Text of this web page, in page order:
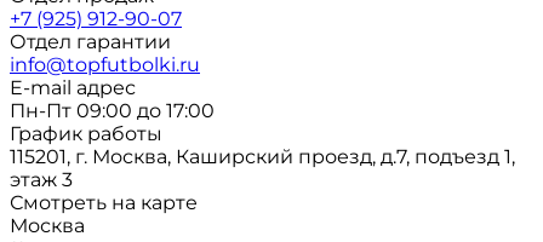
+7 (925) 912-90-07
Отдел гарантии
info@topfutbolki.ru
E-mail адрес
Пн-Пт 09:00 до 17:00
График работы
115201, г. Москва, Каширский проезд, д.7, подъезд 1,
этаж 3
Смотреть на карте
Москва